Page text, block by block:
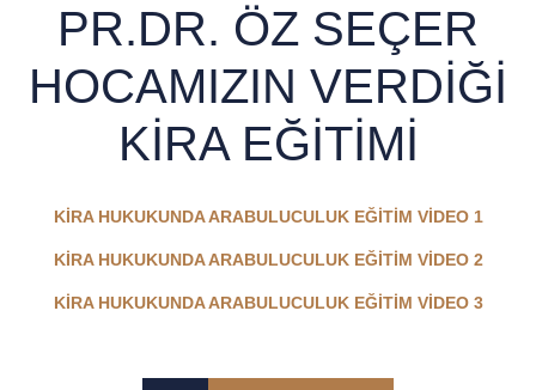
PR.DR. ÖZ SEÇER
HOCAMIZIN VERDİĞİ
KİRA EĞİTİMİ
KİRA HUKUKUNDA ARABULUCULUK EĞİTİM VİDEO 1
KİRA HUKUKUNDA ARABULUCULUK EĞİTİM VİDEO 2
KİRA HUKUKUNDA ARABULUCULUK EĞİTİM VİDEO 3